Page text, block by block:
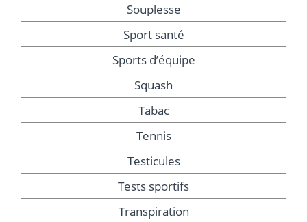
Souplesse
Sport santé
Sports d’équipe
Squash
Tabac
Tennis
Testicules
Tests sportifs
Transpiration